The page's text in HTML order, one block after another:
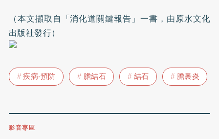
（本文擷取自「消化道關鍵報告」一書，由原水文化
出版社發行）
疾病‧預防 膽結石 結石 膽囊炎
影音專區